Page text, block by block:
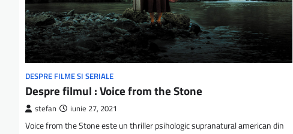
DESPRE FILME SI SERIALE
Despre filmul : Voice from the Stone
stefan iunie 27, 2021
Voice from the Stone este un thriller psihologic supranatural american din